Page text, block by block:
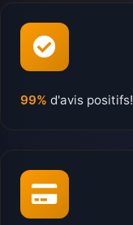
99% d'avis positifs!